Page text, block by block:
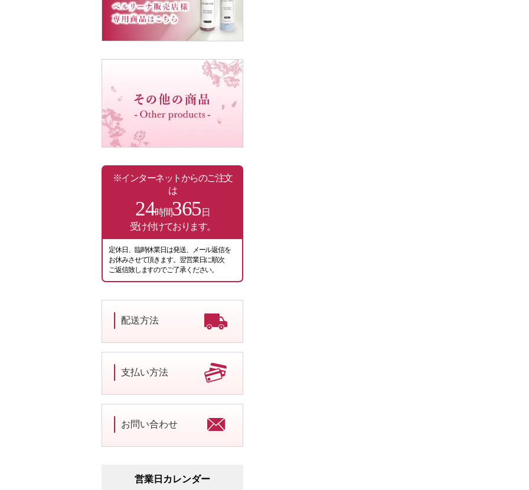
※インターネットからのご注文
は
24時間365日
受け付けております。
定休日、臨時休業日は発送、メール返信を
お休みさせて頂きます。翌営業日に順次
ご返信致しますのでご了承ください。
配送方法
支払い方法
お問い合わせ
営業日カレンダー